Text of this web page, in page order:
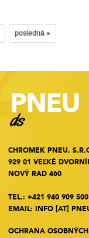
posledná »
CHROMEK PNEU,
929 01 VEĽKÉ
NOVÝ RAD 460
TEL.: +421 940 909 500
EMAIL: INFO [AT]
OCHRANA